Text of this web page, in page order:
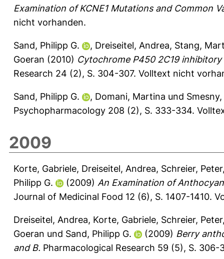
Examination of KCNE1 Mutations and Common
nicht vorhanden.
Sand, Philipp G. , Dreiseitel, Andrea, Stang,
Goeran (2010) Cytochrome P450 2C19
Research 24 (2), S. 304-307. Volltext nicht
Sand, Philipp G. , Domani, Martina und
Psychopharmacology 208 (2), S. 333-334.
2009
Korte, Gabriele, Dreiseitel, Andrea, Schreier, Peter
Philipp G.
(2009) An Examination of
Journal of Medicinal Food 12 (6), S. 1407-1410.
Dreiseitel, Andrea, Korte, Gabriele, Schreier, Peter
Goeran und Sand, Philipp G. (2009) Berry
and B. Pharmacological Research 59 (5), S. 306-